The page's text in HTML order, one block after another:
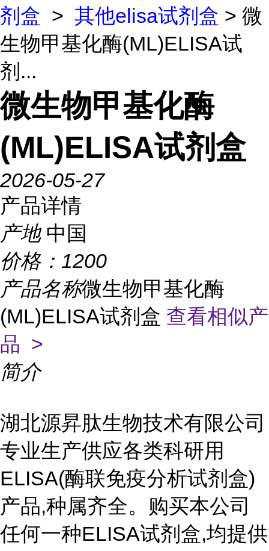
剂盒 > 其他elisa试剂盒 > 微
生物甲基化酶(ML)ELISA试
剂...
微生物甲基化酶
(ML)ELISA试剂盒
2026-05-27
产品详情
产地 中国
价格： 1200
产品名称微生物甲基化酶
(ML)ELISA试剂盒 查看相似产
品 >
简介
湖北源昇肽生物技术有限公司
专业生产供应各类科研用
ELISA(酶联免疫分析试剂盒)
产品,种属齐全。购买本公司
任何一种ELISA试剂盒,均提供